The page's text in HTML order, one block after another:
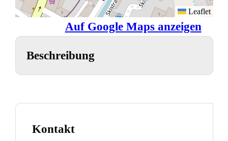
Leaflet
Auf Google Maps anzeigen
Beschreibung
Kontakt